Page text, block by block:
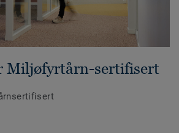
Miljøfyrtårn-sertifisert